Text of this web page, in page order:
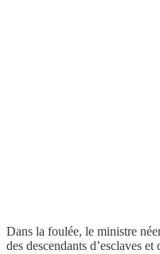
Dans la foulée, le ministre
des descendants d’esclaves